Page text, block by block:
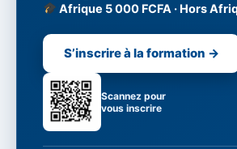
Afrique 5 000 FCFA · Hors
S’inscrire à la formation →
Scannez pour
vous inscrire